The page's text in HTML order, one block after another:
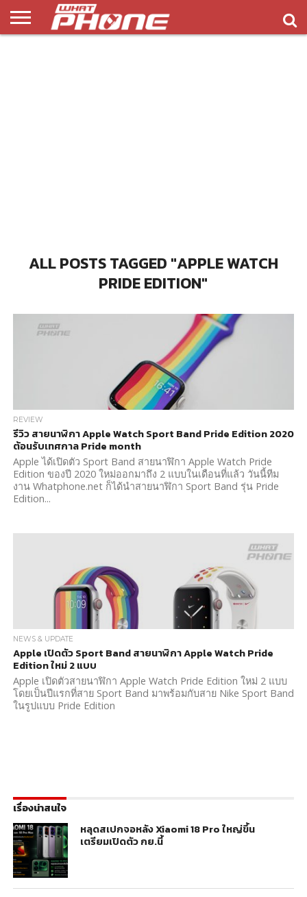
ALL POSTS TAGGED "APPLE WATCH
PRIDE EDITION"
REVIEW
รีวิว สายนาฬิกา Apple Watch Sport Band Pride Edition 2020
ต้อนรับเทศกาล Pride month
Apple ได้เปิดตัว Sport Band สายนาฬิกา Apple Watch Pride
Edition ของปี 2020 ใหม่ออกมาถึง 2 แบบในเดือนที่แล้ว วันนี้ทีม
งาน Whatphone.net ก็ได้นำสายนาฬิกา Sport Band รุ่น Pride
Edition...
NEWS & UPDATE
Apple เปิดตัว Sport Band สายนาฬิกา Apple Watch Pride
Edition ใหม่ 2 แบบ
Apple เปิดตัวสายนาฬิกา Apple Watch Pride Edition ใหม่ 2 แบบ
โดยเป็นปีแรกที่สาย Sport Band มาพร้อมกับสาย Nike Sport Band
ในรูปแบบ Pride Edition
เรื่องน่าสนใจ
หลุดสเปกจอหลัง Xiaomi 18 Pro ใหญ่ขึ้น
เตรียมเปิดตัว กย.นี้